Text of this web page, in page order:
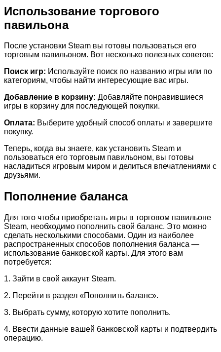
Использование торгового
павильона
После установки Steam вы готовы пользоваться его
торговым павильоном. Вот несколько полезных советов:
Поиск игр: Используйте поиск по названию игры или по
категориям, чтобы найти интересующие вас игры.
Добавление в корзину: Добавляйте понравившиеся
игры в корзину для последующей покупки.
Оплата: Выберите удобный способ оплаты и завершите
покупку.
Теперь, когда вы знаете, как установить Steam и
пользоваться его торговым павильоном, вы готовы
насладиться игровым миром и делиться впечатлениями с
друзьями.
Пополнение баланса
Для того чтобы приобретать игры в торговом павильоне
Steam, необходимо пополнить свой баланс. Это можно
сделать несколькими способами. Один из наиболее
распространенных способов пополнения баланса —
использование банковской карты. Для этого вам
потребуется:
1. Зайти в свой аккаунт Steam.
2. Перейти в раздел «Пополнить баланс».
3. Выбрать сумму, которую хотите пополнить.
4. Ввести данные вашей банковской карты и подтвердить
операцию.